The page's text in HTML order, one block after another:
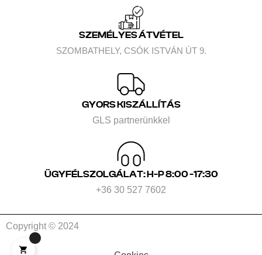
SZEMÉLYES ÁTVÉTEL
SZOMBATHELY, CSÓK ISTVÁN ÚT 9.
GYORS KISZÁLLÍTÁS
GLS partnerünkkel
ÜGYFÉLSZOLGÁLAT: H-P 8:00 -17:30
+36 30 527 7602
Copyright © 2024
